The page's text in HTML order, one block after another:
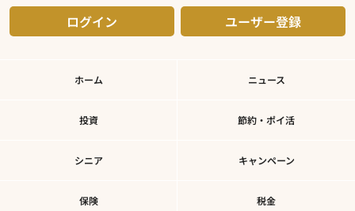
ログイン ユーザー登録
ホーム ニュース
投資 節約・ポイ活
シニア キャンペーン
保険 税金